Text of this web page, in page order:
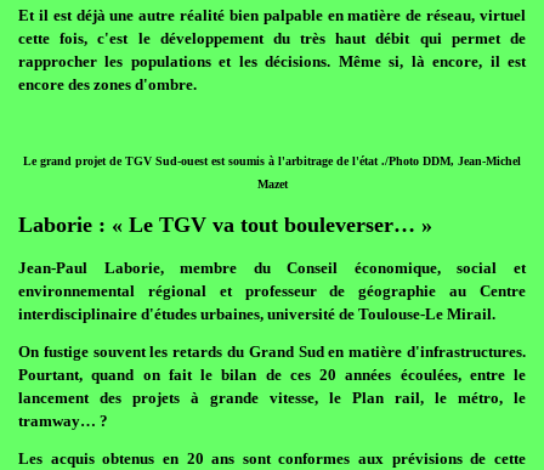
Et il est déjà une autre réalité bien palpable en matière de réseau, virtuel
cette fois, c'est le développement du très haut débit qui permet de
rapprocher les populations et les décisions. Même si, là encore, il est
encore des zones d'ombre.
Le grand projet de TGV Sud-ouest est soumis à l'arbitrage de l'état ./Photo DDM, Jean-Michel
Mazet
Laborie : « Le TGV va tout bouleverser… »
Jean-Paul Laborie, membre du Conseil économique, social et
environnemental régional et professeur de géographie au Centre
interdisciplinaire d'études urbaines, université de Toulouse-Le Mirail.
On fustige souvent les retards du Grand Sud en matière d'infrastructures.
Pourtant, quand on fait le bilan de ces 20 années écoulées, entre le
lancement des projets à grande vitesse, le Plan rail, le métro, le
tramway… ?
Les acquis obtenus en 20 ans sont conformes aux prévisions de cette